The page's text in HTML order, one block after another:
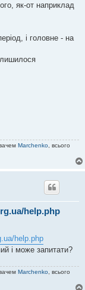
як-от наприклад
і головне - на
лишилося
Marchenko , всього
help.php
help.php
і може запитати?
Marchenko , всього